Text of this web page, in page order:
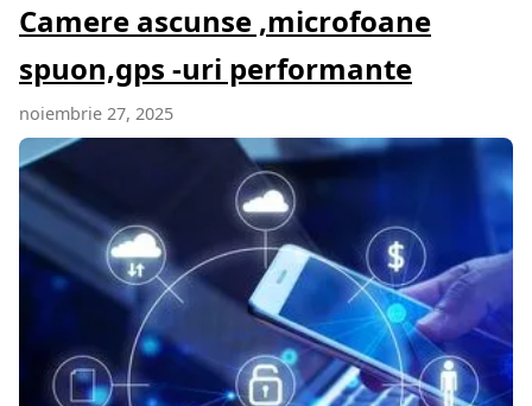
Camere ascunse ,microfoane
spuon,gps -uri performante
noiembrie 27, 2025